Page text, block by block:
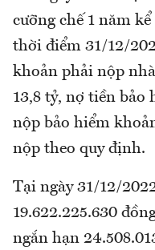
cưỡng chế 1 năm
thời điểm 31/12/
khoản phải nộp
13,8 tỷ, nợ tiền bảo
nộp bảo hiểm
nộp theo quy định.
Tại ngày 31/12/
19.622.225.630
ngắn hạn